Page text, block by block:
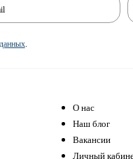
.
О нас
Наш блог
Вакансии
Личный